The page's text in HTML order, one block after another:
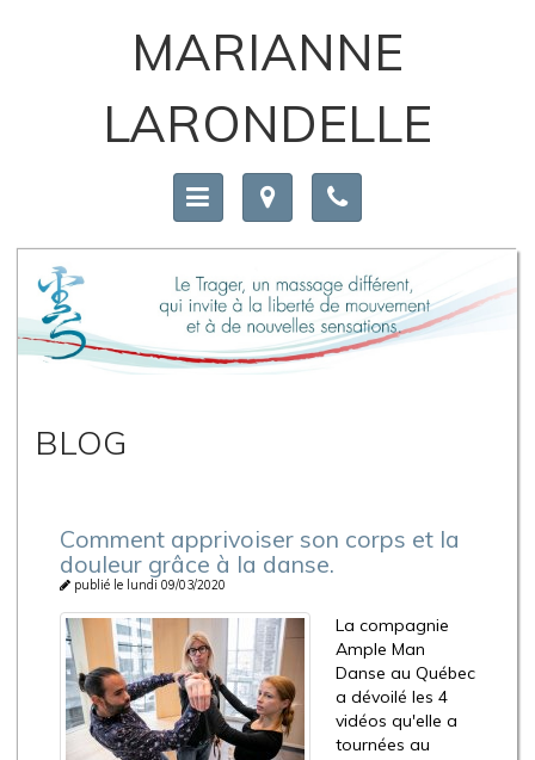
MARIANNE
LARONDELLE
BLOG
Comment apprivoiser son corps et la
douleur grâce à la danse.
publié le lundi 09/03/2020
La compagnie
Ample Man
Danse au Québec
a dévoilé les 4
vidéos qu'elle a
tournées au